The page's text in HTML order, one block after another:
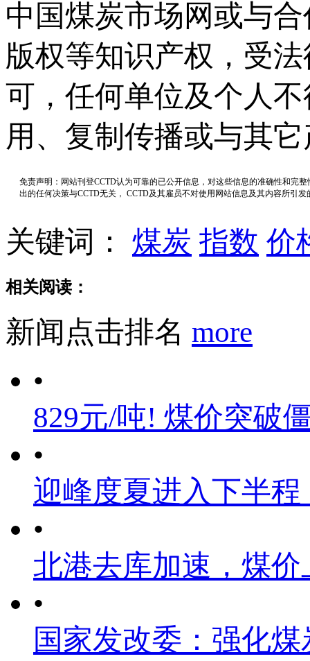
中国煤炭市场网或与
版权等知识产权，受
可，任何单位及个人
用、复制传播或与其
免责声明：网站刊登CCTD认为可靠的已公开信息，对这些信息的准确性和完
出的任何决策与CCTD无关， CCTD及其雇员不对使用网站信息及其内容所引
关键词： 煤炭 指数 价
相关阅读：
新闻点击排名 more
•
829元/吨! 煤价突破
•
迎峰度夏进入下半
•
北港去库加速，煤
•
国家发改委：强化